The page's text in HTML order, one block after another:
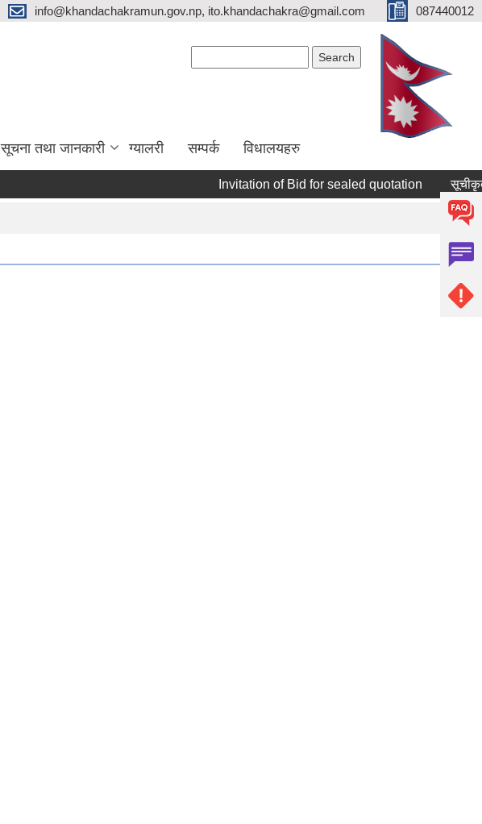
info@khandachakramun.gov.np, ito.khandachakra@gmail.com 087440012
सूचना तथा जानकारी ग्यालरी सम्पर्क विधालयहरु
Invitation of Bid for sealed quotation सूचीकृत